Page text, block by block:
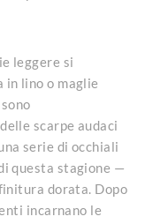
leggere si
in lino o maglie
scarpe audaci
serie di occhiali
questa stagione —
dorata. Dopo
incarnano le